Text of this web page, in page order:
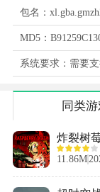
包名：
MD5：
系统要求：需要
同类
炸裂树
11.86M